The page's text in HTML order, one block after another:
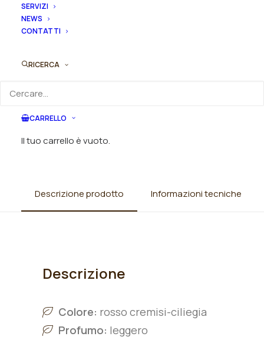
SERVIZI
NEWS
CONTATTI
RICERCA
CARRELLO
Il tuo carrello è vuoto.
SKU
Descrizione prodotto Informazioni tecniche
Descrizione
Colore: rosso cremisi-ciliegia
Profumo: leggero